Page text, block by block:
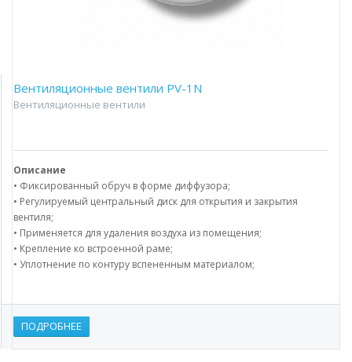
Вентиляционные вентили PV-1N
Вентиляционные вентили
Описание
• Фиксированный обруч в форме диффузора;
• Регулируемый центральный диск для открытия и закрытия
вентиля;
• Применяется для удаления воздуха из помещения;
• Крепление ко встроенной раме;
• Уплотнение по контуру вспененным материалом;
ПОДРОБНЕЕ